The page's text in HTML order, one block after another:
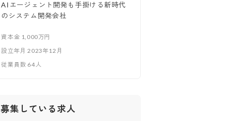
AIエージェント開発も手掛ける新時代
のシステム開発会社
資本金 1,000万円
設立年月 2023年12月
従業員数 64人
募集している求人